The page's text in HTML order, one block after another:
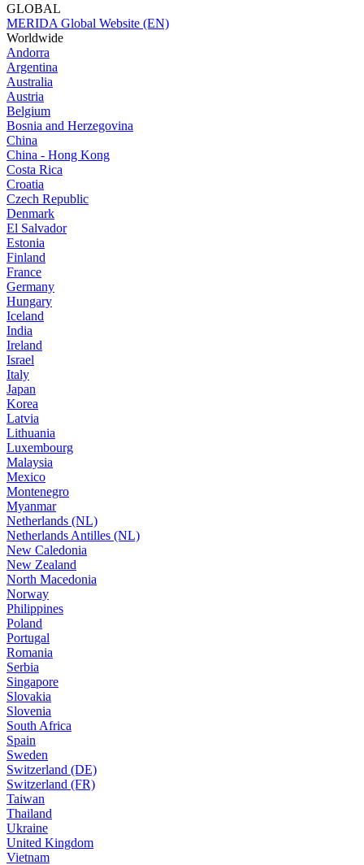
GLOBAL
MERIDA Global Website (EN)
Worldwide
Andorra
Argentina
Australia
Austria
Belgium
Bosnia and Herzegovina
China
China - Hong Kong
Costa Rica
Croatia
Czech Republic
Denmark
El Salvador
Estonia
Finland
France
Germany
Hungary
Iceland
India
Ireland
Israel
Italy
Japan
Korea
Latvia
Lithuania
Luxembourg
Malaysia
Mexico
Montenegro
Myanmar
Netherlands (NL)
Netherlands Antilles (NL)
New Caledonia
New Zealand
North Macedonia
Norway
Philippines
Poland
Portugal
Romania
Serbia
Singapore
Slovakia
Slovenia
South Africa
Spain
Sweden
Switzerland (DE)
Switzerland (FR)
Taiwan
Thailand
Ukraine
United Kingdom
Vietnam